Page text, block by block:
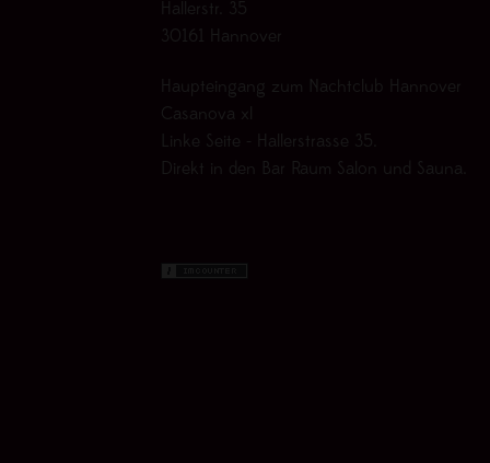
Hallerstr. 35
30161 Hannover
Haupteingang zum Nachtclub Hannover
Casanova xl
Linke Seite - Hallerstrasse 35.
Direkt in den Bar Raum Salon und Sauna.